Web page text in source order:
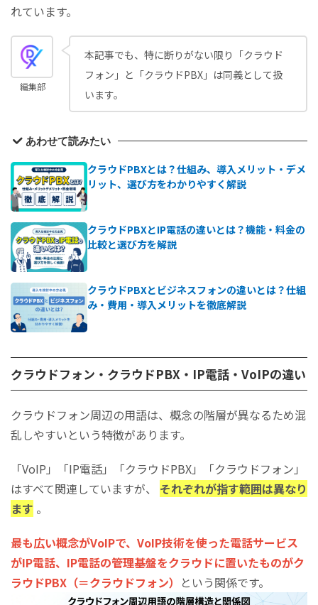
れています。
編集部
本記事でも、特に断りがない限り「クラウド
フォン」と「クラウドPBX」は同義として扱
います。
あわせて読みたい
クラウドPBXとは？仕組み、導入メリット・デメ
リット、選び方をわかりやすく解説
クラウドPBXとIP電話の違いとは？機能・料金の
比較と選び方を解説
クラウドPBXとビジネスフォンの違いとは？仕組
み・費用・導入メリットを徹底解説
クラウドフォン・クラウドPBX・IP電話・VoIPの違い
クラウドフォン周辺の用語は、概念の階層が異なるため混
乱しやすいという特徴があります。
「VoIP」「IP電話」「クラウドPBX」「クラウドフォン」
はすべて関連していますが、 それぞれが指す範囲は異なり
ます 。
最も広い概念がVoIPで、VoIP技術を使った電話サービス
がIP電話、IP電話の管理基盤をクラウドに置いたものがク
ラウドPBX（＝クラウドフォン） という関係です。